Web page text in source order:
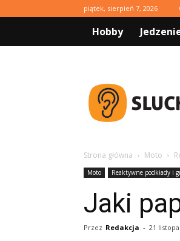
piątek, sierpień 7, 2026
Hobby
Strona główna Moto
Moto Reaktywne podkłady i
Jaki
Przez Redakcja - 21